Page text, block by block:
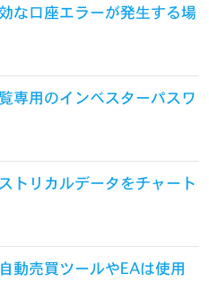
な口座エラーが発生する場
専用のインベスターパスワ
トリカルデータをチャート
動売買ツールやEAは使用